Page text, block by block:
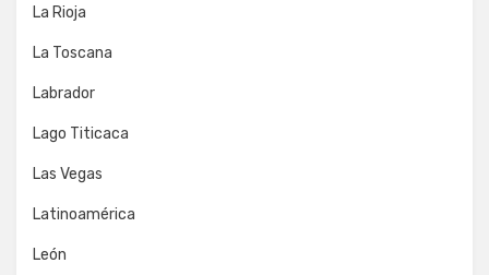
La Rioja
La Toscana
Labrador
Lago Titicaca
Las Vegas
Latinoamérica
León